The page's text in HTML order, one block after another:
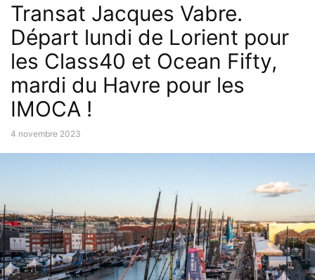
Transat Jacques Vabre.
Départ lundi de Lorient pour
les Class40 et Ocean Fifty,
mardi du Havre pour les
IMOCA !
4 novembre 2023